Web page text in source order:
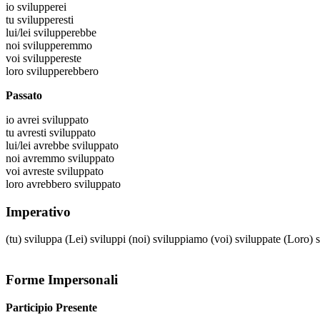
io svilupperei
tu svilupperesti
lui/lei svilupperebbe
noi svilupperemmo
voi sviluppereste
loro svilupperebbero
Passato
io avrei sviluppato
tu avresti sviluppato
lui/lei avrebbe sviluppato
noi avremmo sviluppato
voi avreste sviluppato
loro avrebbero sviluppato
Imperativo
(tu) sviluppa (Lei) sviluppi (noi) sviluppiamo (voi) sviluppate (Loro)
Forme Impersonali
Participio Presente